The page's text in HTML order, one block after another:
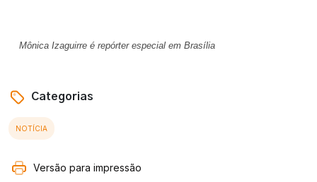
Mônica Izaguirre é repórter especial em Brasília
Categorias
NOTÍCIA
Versão para impressão